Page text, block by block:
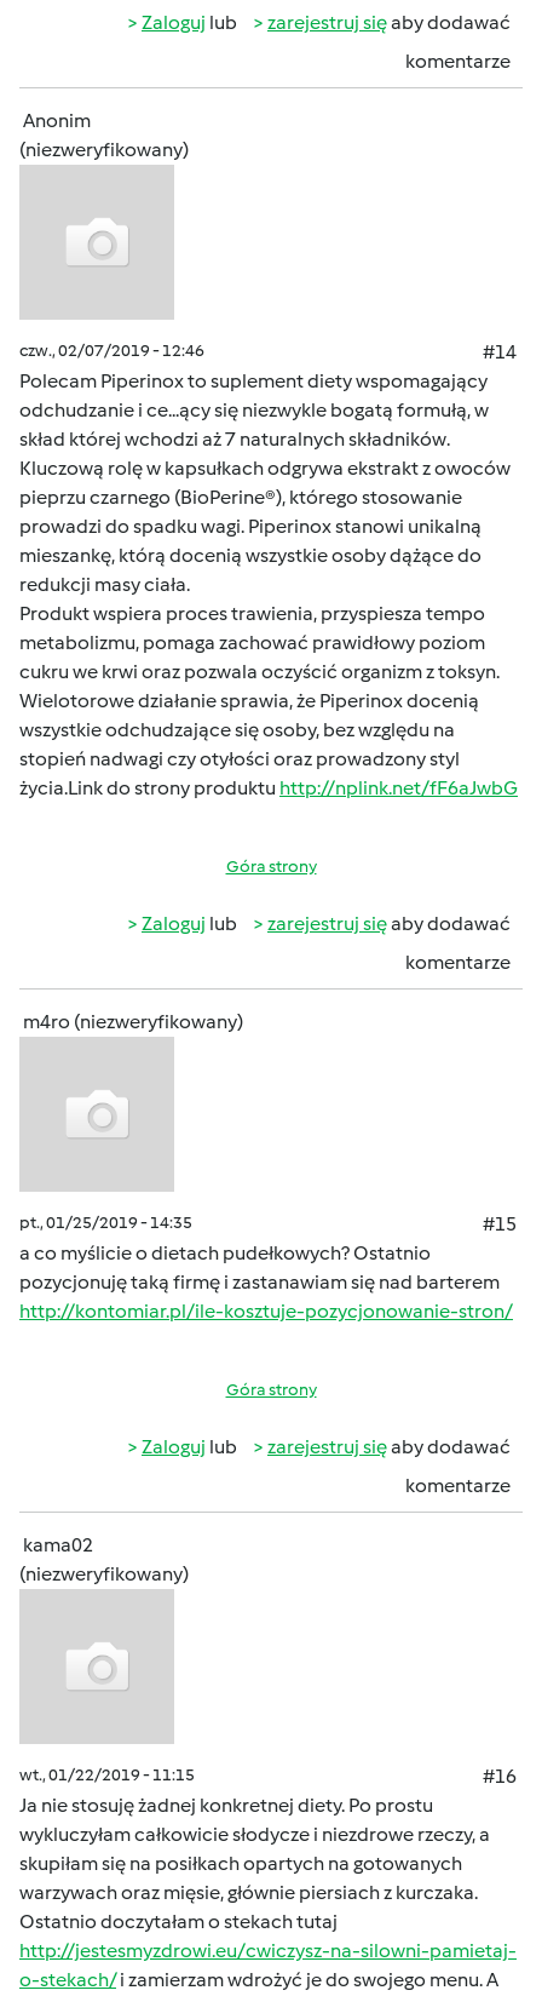
Zaloguj lub zarejestruj sięaby dodawać
komentarze
Anonim
(niezweryfikowany)
czw., 02/07/2019 - 12:46
#14
Polecam Piperinox to suplement diety wspomagający
odchudzanie i ce...ący się niezwykle bogatą formułą, w
skład której wchodzi aż 7 naturalnych składników.
Kluczową rolę w kapsułkach odgrywa ekstrakt z owoców
pieprzu czarnego (BioPerine®), którego stosowanie
prowadzi do spadku wagi. Piperinox stanowi unikalną
mieszankę, którą docenią wszystkie osoby dążące do
redukcji masy ciała.
Produkt wspiera proces trawienia, przyspiesza tempo
metabolizmu, pomaga zachować prawidłowy poziom
cukru we krwi oraz pozwala oczyścić organizm z toksyn.
Wielotorowe działanie sprawia, że Piperinox docenią
wszystkie odchudzające się osoby, bez względu na
stopień nadwagi czy otyłości oraz prowadzony styl
życia.Link do strony produktu http://nplink.net/fF6aJwbG
Góra strony
Zaloguj lub zarejestruj sięaby dodawać
komentarze
m4ro (niezweryfikowany)
pt., 01/25/2019 - 14:35
#15
a co myślicie o dietach pudełkowych? Ostatnio
pozycjonuję taką firmę i zastanawiam się nad barterem
http://kontomiar.pl/ile-kosztuje-pozycjonowanie-stron/
Góra strony
Zaloguj lub zarejestruj sięaby dodawać
komentarze
kama02
(niezweryfikowany)
wt., 01/22/2019 - 11:15
#16
Ja nie stosuję żadnej konkretnej diety. Po prostu
wykluczyłam całkowicie słodycze i niezdrowe rzeczy, a
skupiłam się na posiłkach opartych na gotowanych
warzywach oraz mięsie, głównie piersiach z kurczaka.
Ostatnio doczytałam o stekach tutaj
http://jestesmyzdrowi.eu/cwiczysz-na-silowni-pamietaj-
o-stekach/i zamierzam wdrożyć je do swojego menu. A